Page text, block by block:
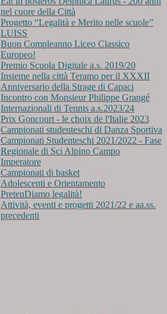
nel cuore della Città
Progetto “Legalità e Merito nelle scuole”
LUISS
Buon Compleanno Liceo Classico
Europeo!
Premio Scuola Digitale a.s. 2019/20
Insieme nella città Teramo per il XXXII
Anniversario della Strage di Capaci
Incontro con Monsieur Philippe Grangé
Internazionali di Tennis a.s.2023/24
Prix Goncourt - le choix de l'Italie 2023
Campionati studenteschi di Danza Sportiva
Campionati Studenteschi 2021/2022 - Fase
Regionale di Sci Alpino Campo
Imperatore
Campionati di basket
Adolescenti e Orientamento
PretenDiamo legalità!
Attività, eventi e progetti 2021/22 e aa.ss.
precedenti